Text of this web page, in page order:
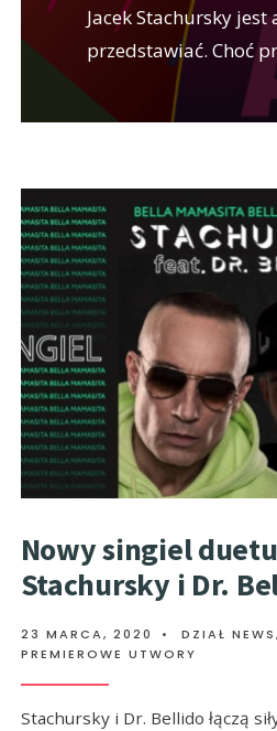
Jacek Stachursky
przedstawiać. Choć
Nowy singiel duetu
Stachursky i Dr.
23 MARCA, 2020 • DZIAŁ NEWS,
PREMIEROWE UTWORY
Stachursky i Dr. Bellido łączą